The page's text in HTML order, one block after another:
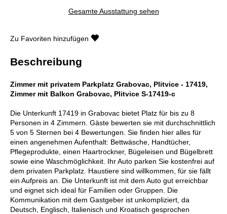
Gesamte Ausstattung sehen
Zu Favoriten hinzufügen
Beschreibung
Zimmer mit privatem Parkplatz Grabovac, Plitvice - 17419,
Zimmer mit Balkon Grabovac, Plitvice S-17419-c
Die Unterkunft 17419 in Grabovac bietet Platz für bis zu 8
Personen in 4 Zimmern. Gäste bewerten sie mit durchschnittlich
5 von 5 Sternen bei 4 Bewertungen. Sie finden hier alles für
einen angenehmen Aufenthalt: Bettwäsche, Handtücher,
Pflegeprodukte, einen Haartrockner, Bügeleisen und Bügelbrett
sowie eine Waschmöglichkeit. Ihr Auto parken Sie kostenfrei auf
dem privaten Parkplatz. Haustiere sind willkommen, für sie fällt
ein Aufpreis an. Die Unterkunft ist mit dem Auto gut erreichbar
und eignet sich ideal für Familien oder Gruppen. Die
Kommunikation mit dem Gastgeber ist unkompliziert, da
Deutsch, Englisch, Italienisch und Kroatisch gesprochen